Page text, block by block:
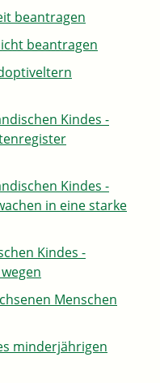
beantragen
beantragen
Kindes -
Kindes -
in eine starke
Kindes -
Menschen
minderjährigen